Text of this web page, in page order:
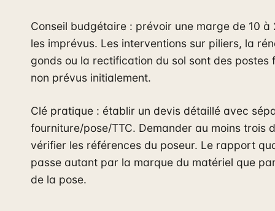
Conseil budgétaire : prévoir une marge de 10 à
les imprévus. Les interventions sur piliers, la
gonds ou la rectification du sol sont des postes
non prévus initialement.
Clé pratique : établir un devis détaillé avec
fourniture/pose/TTC. Demander au moins trois
vérifier les références du poseur. Le rapport
passe autant par la marque du matériel que
de la pose.